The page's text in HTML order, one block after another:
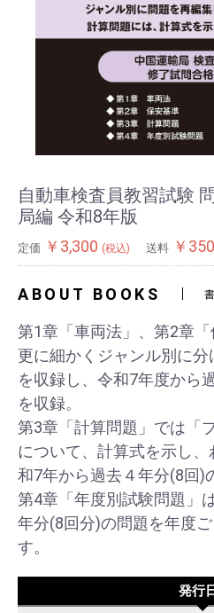
自動車検査員教習試験
局編 令和8年版
定価 ￥3,300 (税込) 送料 ￥350
ABOUT BOOKS
第1章「車両法」、第2章「
更に細かくジャンル別に
を収録し、令和7年度から
を収録。
第3章「計算問題」では「
について、計算式を示し
和7年から過去４年分(8回)
第4章「年度別試験問題」
年分(8回分)の問題を年度
す。
発行